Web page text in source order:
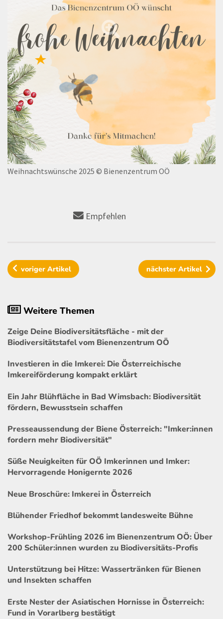
Weihnachtswünsche 2025 © Bienenzentrum OÖ
Empfehlen
vorigerArtikel nächster Artikel
Weitere Themen
Zeige Deine Biodiversitätsfläche - mit der
Biodiversitätstafel vom Bienenzentrum OÖ
Investieren in die Imkerei: Die Österreichische
Imkereiförderung kompakt erklärt
Ein Jahr Blühfläche in Bad Wimsbach: Biodiversität
fördern, Bewusstsein schaffen
Presseaussendung der Biene Österreich: "Imker:innen
fordern mehr Biodiversität"
Süße Neuigkeiten für OÖ Imkerinnen und Imker:
Hervorragende Honigernte 2026
Neue Broschüre: Imkerei in Österreich
Blühender Friedhof bekommt landesweite Bühne
Workshop-Frühling 2026 im Bienenzentrum OÖ: Über
200 Schüler:innen wurden zu Biodiversitäts-Profis
Unterstützung bei Hitze: Wassertränken für Bienen
und Insekten schaffen
Erste Nester der Asiatischen Hornisse in Österreich:
Fund in Vorarlberg bestätigt